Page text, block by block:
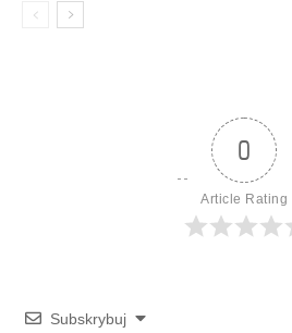
0
Article Rating
Subskrybuj